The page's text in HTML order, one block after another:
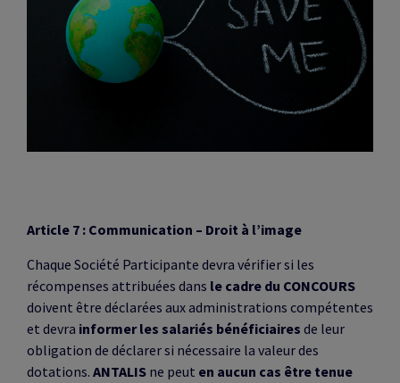
Article 7 : Communication – Droit à l’image
Chaque Société Participante devra vérifier si les
récompenses attribuées dans le cadre du CONCOURS
doivent être déclarées aux administrations compétentes
et devra informer les salariés bénéficiaires de leur
obligation de déclarer si nécessaire la valeur des
dotations. ANTALIS ne peut en aucun cas être tenue